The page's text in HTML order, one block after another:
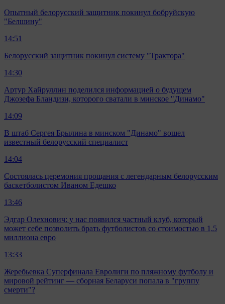
Опытный белорусский защитник покинул бобруйскую
"Белшину"
14:51
Белорусский защитник покинул систему "Трактора"
14:30
Артур Хайруллин поделился информацией о будущем
Джозефа Бландизи, которого сватали в минское "Динамо"
14:09
В штаб Сергея Брылина в минском "Динамо" вошел
известный белорусский специалист
14:04
Состоялась церемония прощания с легендарным белорусским
баскетболистом Иваном Едешко
13:46
Эдгар Олехнович: у нас появился частный клуб, который
может себе позволить брать футболистов со стоимостью в 1,5
миллиона евро
13:33
Жеребьевка Суперфинала Евролиги по пляжному футболу и
мировой рейтинг — сборная Беларуси попала в "группу
смерти"?